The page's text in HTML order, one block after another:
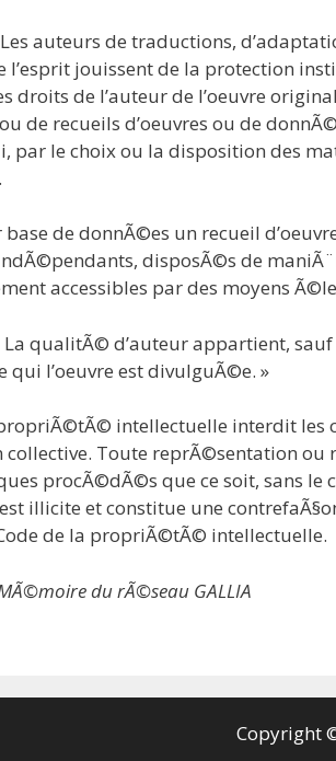
auteurs de traductions,
l’esprit jouissent de la protection
droits de l’auteur de l’oeuvre
de recueils d’oeuvres ou de
par le choix ou la disposition des
de donnÃ©es un recueil
disposÃ©s de
accessibles par des moyens
La qualitÃ© d’auteur appartient,
qui l’oeuvre est divulguÃ©e. »
intellectuelle interdit les
collective. Toute reprÃ©sentation
procÃ©dÃ©s que ce soit, sans le
illicite et constitue une
de la propriÃ©tÃ© intellectuelle.
du rÃ©seau GALLIA
Copyright